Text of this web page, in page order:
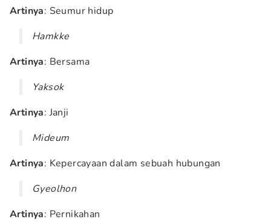
Artinya: Seumur hidup
Hamkke
Artinya: Bersama
Yaksok
Artinya: Janji
Mideum
Artinya: Kepercayaan dalam sebuah hubungan
Gyeolhon
Artinya: Pernikahan